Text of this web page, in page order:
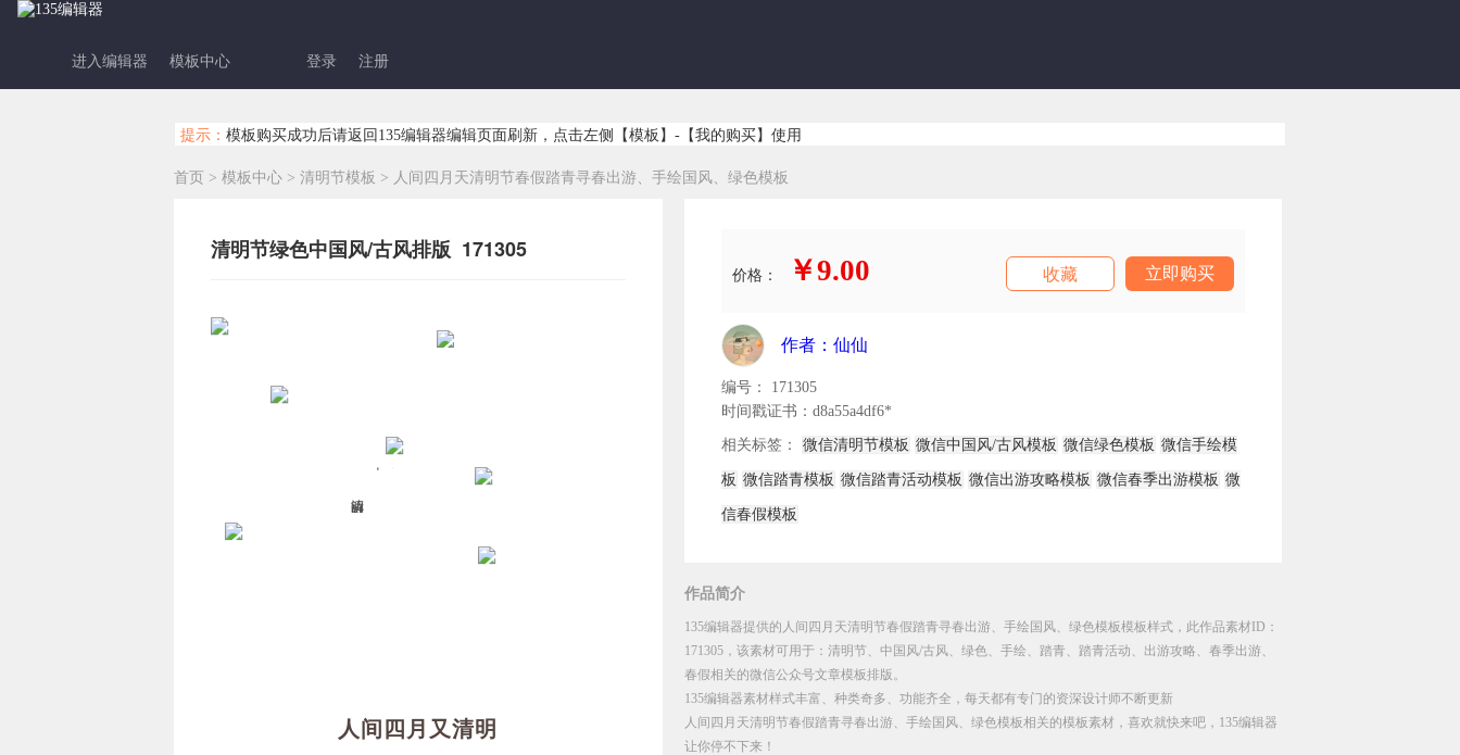
进入编辑器 模板中心 登录 注册
提示： 模板购买成功后请返回135编辑器编辑页面刷新，点击左侧【模板】-【我的购买】使用
首页 > 模板中心 > 清明节模板 > 人间四月天清明节春假踏青寻春出游、手绘国风、绿色模板
清明节绿色中国风/古风排版 171305
天
人间四月又清明
价格： ￥9.00 立即购买
收藏
作者：仙仙
编号： 171305
时间戳证书：d8a55a4df6*
相关标签： 微信清明节模板 微信中国风/古风模板 微信绿色模板 微信手绘模
板 微信踏青模板 微信踏青活动模板 微信出游攻略模板 微信春季出游模板 微
信春假模板
作品简介
135编辑器提供的人间四月天清明节春假踏青寻春出游、手绘国风、绿色模板模板样式，此作品素材ID：
171305，该素材可用于：清明节、中国风/古风、绿色、手绘、踏青、踏青活动、出游攻略、春季出游、
春假相关的微信公众号文章模板排版。
135编辑器素材样式丰富、种类奇多、功能齐全，每天都有专门的资深设计师不断更新
人间四月天清明节春假踏青寻春出游、手绘国风、绿色模板相关的模板素材，喜欢就快来吧，135编辑器
让你停不下来！